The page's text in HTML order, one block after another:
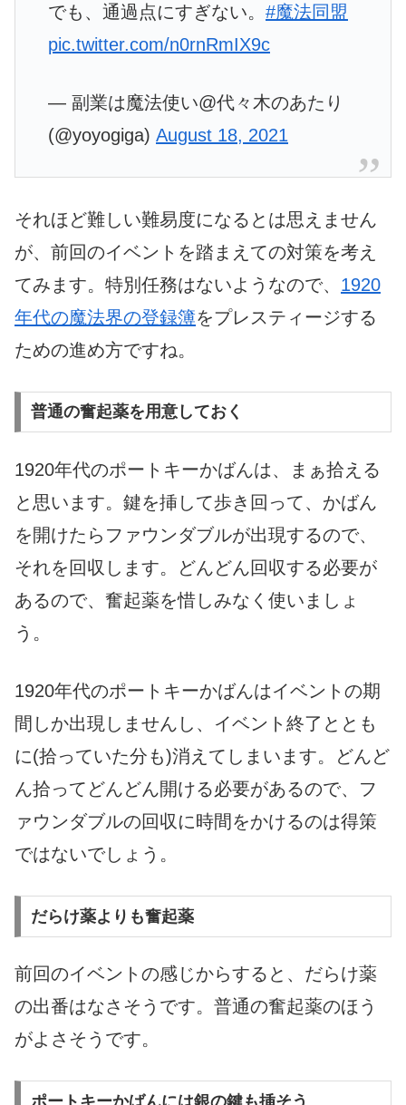
でも、通過点にすぎない。 #魔法同盟
pic.twitter.com/n0rnRmIX9c
— 副業は魔法使い@代々木のあたり
(@yoyogiga) August 18, 2021
それほど難しい難易度になるとは思えません
が、前回のイベントを踏まえての対策を考え
てみます。特別任務はないようなので、 1920
年代の魔法界の登録簿をプレスティージする
ための進め方ですね。
普通の奮起薬を用意しておく
1920年代のポートキーかばんは、まぁ拾える
と思います。鍵を挿して歩き回って、かばん
を開けたらファウンダブルが出現するので、
それを回収します。どんどん回収する必要が
あるので、奮起薬を惜しみなく使いましょ
う。
1920年代のポートキーかばんはイベントの期
間しか出現しませんし、イベント終了ととも
に(拾っていた分も)消えてしまいます。どんど
ん拾ってどんどん開ける必要があるので、フ
ァウンダブルの回収に時間をかけるのは得策
ではないでしょう。
だらけ薬よりも奮起薬
前回のイベントの感じからすると、だらけ薬
の出番はなさそうです。普通の奮起薬のほう
がよさそうです。